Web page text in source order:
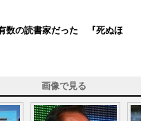
数の読書家だった 『死ぬほ
画像で見る